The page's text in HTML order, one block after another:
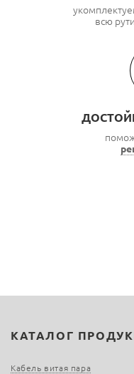
всю
КАТАЛОГ
Кабель витая пара